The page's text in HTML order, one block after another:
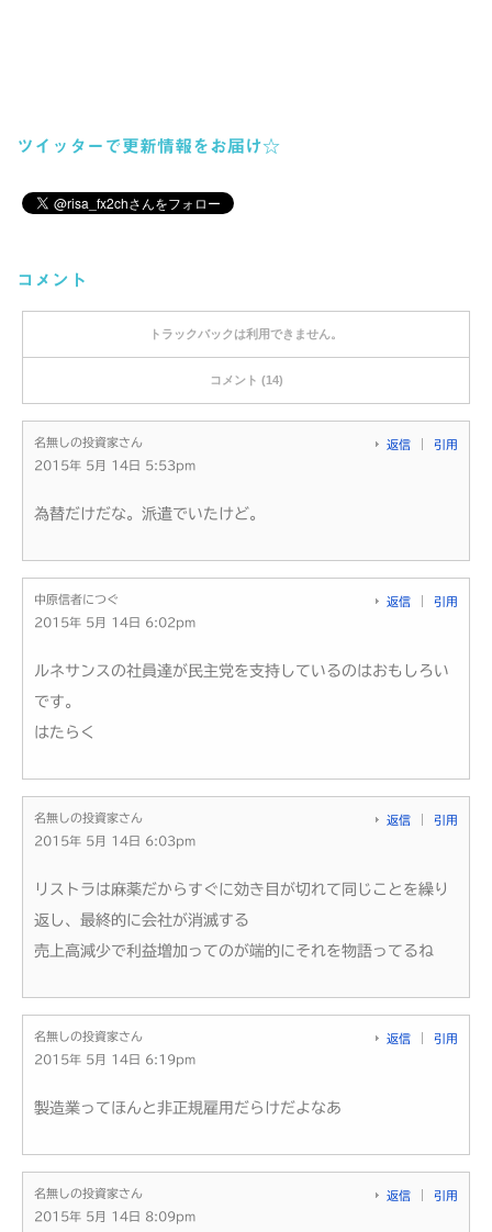
ツイッターで更新情報をお届け☆
コメント
トラックバックは利用できません。
コメント (14)
名無しの投資家さん
2015年 5月 14日 5:53pm
返信 引用
為替だけだな。派遣でいたけど。
中原信者につぐ
2015年 5月 14日 6:02pm
返信 引用
ルネサンスの社員達が民主党を支持しているのはおもしろい
です。
はたらく
名無しの投資家さん
2015年 5月 14日 6:03pm
返信 引用
リストラは麻薬だからすぐに効き目が切れて同じことを繰り
返し、最終的に会社が消滅する
売上高減少で利益増加ってのが端的にそれを物語ってるね
名無しの投資家さん
2015年 5月 14日 6:19pm
返信 引用
製造業ってほんと非正規雇用だらけだよなあ
名無しの投資家さん
2015年 5月 14日 8:09pm
返信 引用